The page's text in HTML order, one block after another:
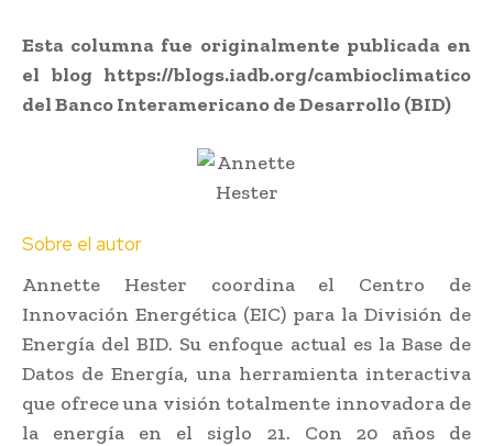
Esta columna fue originalmente publicada en
el blog https://blogs.iadb.org/cambioclimatico
del Banco Interamericano de Desarrollo (BID)
Sobre el autor
Annette Hester coordina el Centro de
Innovación Energética (EIC) para la División de
Energía del BID. Su enfoque actual es la Base de
Datos de Energía, una herramienta interactiva
que ofrece una visión totalmente innovadora de
la energía en el siglo 21. Con 20 años de